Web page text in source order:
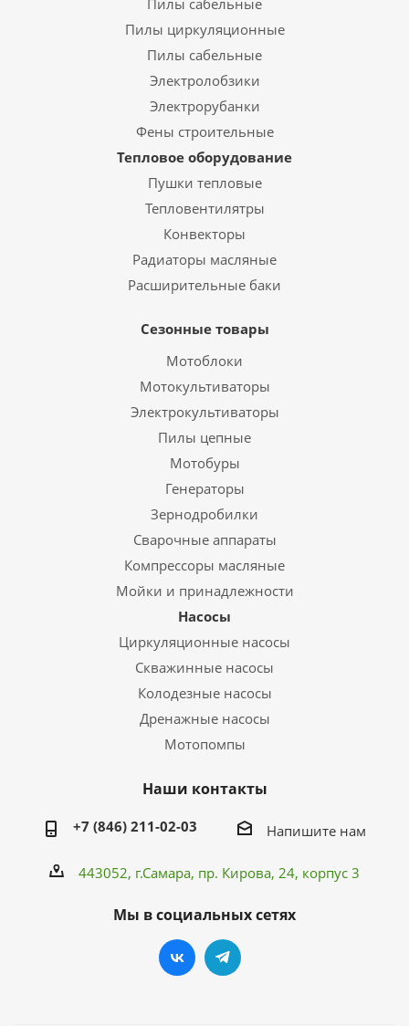
Пилы сабельные
Пилы циркуляционные
Пилы сабельные
Электролобзики
Электрорубанки
Фены строительные
Тепловое оборудование
Пушки тепловые
Тепловентилятры
Конвекторы
Радиаторы масляные
Расширительные баки
Сезонные товары
Мотоблоки
Мотокультиваторы
Электрокультиваторы
Пилы цепные
Мотобуры
Генераторы
Зернодробилки
Сварочные аппараты
Компрессоры масляные
Мойки и принадлежности
Насосы
Циркуляционные насосы
Скважинные насосы
Колодезные насосы
Дренажные насосы
Мотопомпы
Наши контакты
+7 (846) 211-02-03 Напишите нам
443052, г.Самара, пр. Кирова, 24, корпус 3
Мы в социальных сетях